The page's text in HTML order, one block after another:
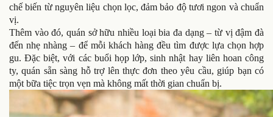
chế biến từ nguyên liệu chọn lọc, đảm bảo độ tươi ngon và chuẩn
vị.
Thêm vào đó, quán sở hữu nhiều loại bia đa dạng – từ vị đậm đà
đến nhẹ nhàng – để mỗi khách hàng đều tìm được lựa chọn hợp
gu. Đặc biệt, với các buổi họp lớp, sinh nhật hay liên hoan công
ty, quán sẵn sàng hỗ trợ lên thực đơn theo yêu cầu, giúp bạn có
một bữa tiệc trọn vẹn mà không mất thời gian chuẩn bị.